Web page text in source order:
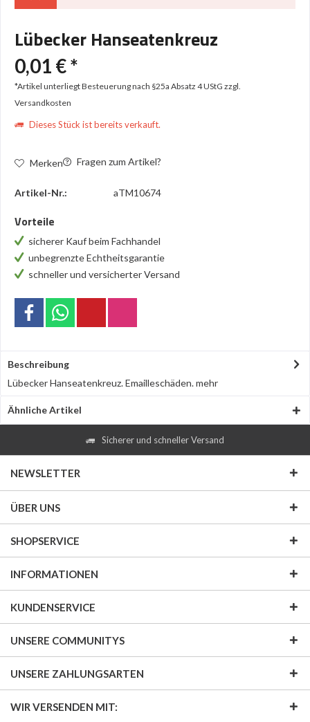
Lübecker Hanseatenkreuz
0,01 € *
*Artikel unterliegt Besteuerung nach §25a Absatz 4 UStG zzgl.
Versandkosten
Dieses Stück ist bereits verkauft.
Merken Fragen zum Artikel?
Artikel-Nr.: aTM10674
Vorteile
sicherer Kauf beim Fachhandel
unbegrenzte Echtheitsgarantie
schneller und versicherter Versand
Beschreibung
Lübecker Hanseatenkreuz. Emailleschäden.mehr
Ähnliche Artikel
Sicherer und schneller Versand
NEWSLETTER
ÜBER UNS
SHOPSERVICE
INFORMATIONEN
KUNDENSERVICE
UNSERE COMMUNITYS
UNSERE ZAHLUNGSARTEN
WIR VERSENDEN MIT: